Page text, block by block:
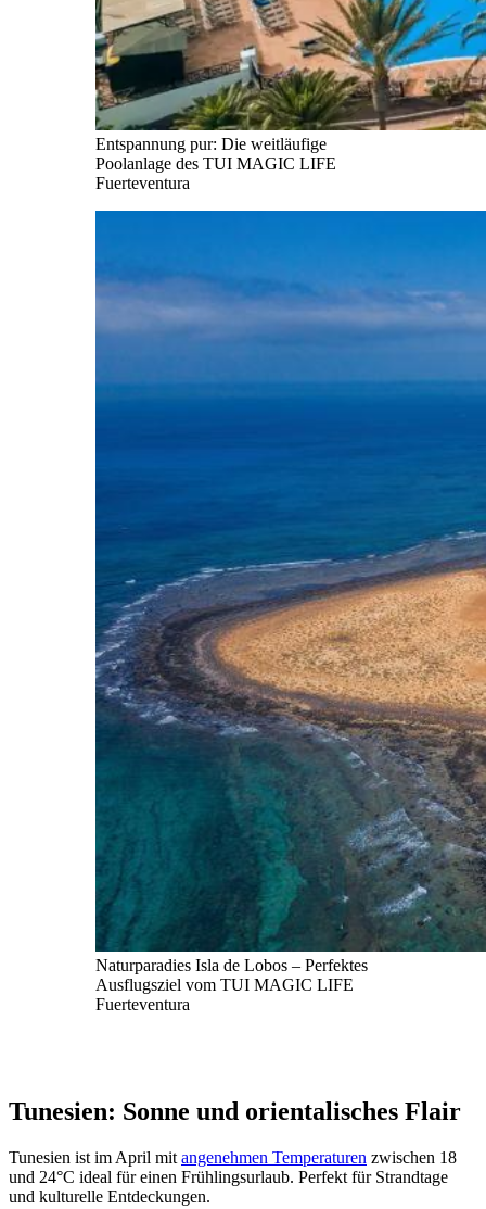
Entspannung pur: Die weitläufige
Poolanlage des TUI MAGIC LIFE
Fuerteventura
Naturparadies Isla de Lobos – Perfektes
Ausflugsziel vom TUI MAGIC LIFE
Fuerteventura
Tunesien: Sonne und orientalisches Flair
Tunesien ist im April mit angenehmen Temperaturen zwischen 18
und 24°C ideal für einen Frühlingsurlaub. Perfekt für Strandtage
und kulturelle Entdeckungen.